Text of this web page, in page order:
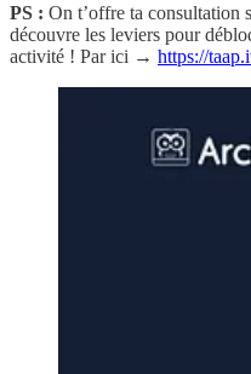
PS : On t’offre ta consultation
découvre les leviers pour
activité ! Par ici → https://